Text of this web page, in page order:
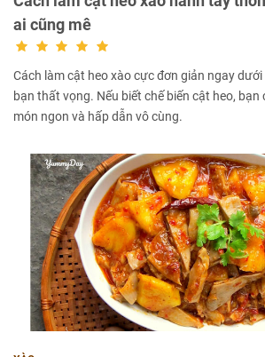
ai cũng mê
Cách làm cật heo xào cực đơn giản ngay
bạn thất vọng. Nếu biết chế biến cật heo,
món ngon và hấp dẫn vô cùng.